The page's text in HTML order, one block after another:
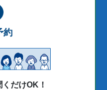
約
だけOK！